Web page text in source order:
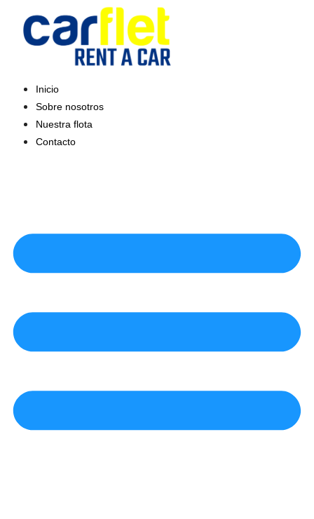
contenido
Inicio
Sobre nosotros
Nuestra flota
Contacto